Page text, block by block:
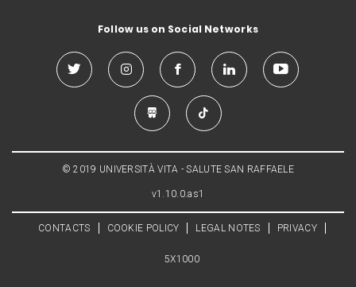
Follow us on Social Networks
© 2019 UNIVERSITÀ VITA - SALUTE SAN RAFFAELE
v1.10.0.as1
CONTACTS COOKIE POLICY LEGAL NOTES PRIVACY
5X1000